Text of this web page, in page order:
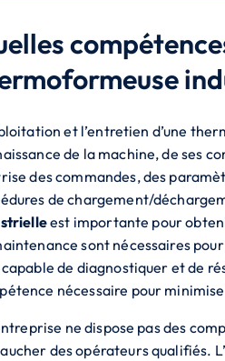
et l’entretien d’une
de la machine, de ses
des commandes, des
de chargement/
est importante pour
sont nécessaires
de diagnostiquer et de
nécessaire pour
ne dispose pas des
des opérateurs qualifiés.